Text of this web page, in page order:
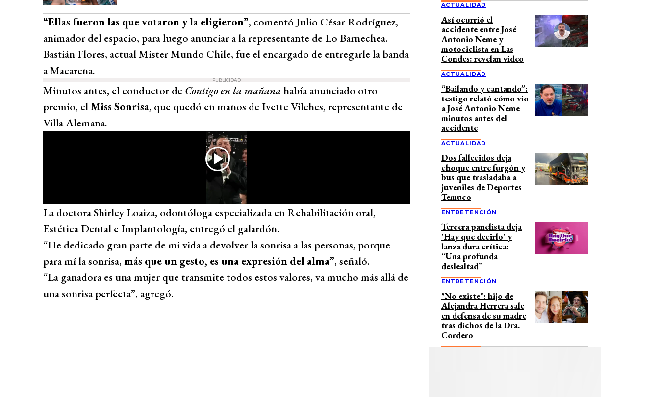
“Ellas fueron las que votaron y la eligieron”, comentó Julio César Rodríguez,
animador del espacio, para luego anunciar a la representante de Lo Barnechea.
Bastián Flores, actual Mister Mundo Chile, fue el encargado de entregarle la banda
a Macarena.
PUBLICIDAD
Minutos antes, el conductor de Contigo en la mañana había anunciado otro
premio, elMiss Sonrisa, que quedó en manos de Ivette Vilches, representante de
Villa Alemana.
La doctora Shirley Loaiza, odontóloga especializada en Rehabilitación oral,
Estética Dental e Implantología, entregó el galardón.
“He dedicado gran parte de mi vida a devolver la sonrisa a las personas, porque
para mí la sonrisa, más que un gesto, es una expresión del alma”, señaló.
“La ganadora es una mujer que transmite todos estos valores, va mucho más allá de
una sonrisa perfecta”, agregó.
ACTUALIDAD
Así ocurrió el
accidente entre José
Antonio Neme y
motociclista en Las
Condes: revelan video
ACTUALIDAD
“Bailando y cantando”:
testigo relató cómo vio
a José Antonio Neme
minutos antes del
accidente
ACTUALIDAD
Dos fallecidos deja
choque entre furgón y
bus que trasladaba a
juveniles de Deportes
Temuco
ENTRETENCIÓN
Tercera panelista deja
'Hay que decirlo' y
lanza dura crítica:
“Una profunda
deslealtad”
ENTRETENCIÓN
"No existe": hijo de
Alejandra Herrera sale
en defensa de su madre
tras dichos de la Dra.
Cordero